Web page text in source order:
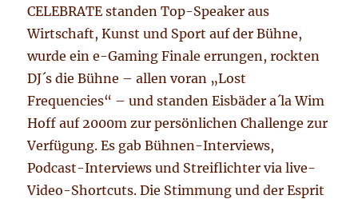
CELEBRATE standen Top-Speaker aus
Wirtschaft, Kunst und Sport auf der Bühne,
wurde ein e-Gaming Finale errungen, rockten
DJ´s die Bühne – allen voran „Lost
Frequencies“ – und standen Eisbäder a´la Wim
Hoff auf 2000m zur persönlichen Challenge zur
Verfügung. Es gab Bühnen-Interviews,
Podcast-Interviews und Streiflichter via live-
Video-Shortcuts. Die Stimmung und der Esprit